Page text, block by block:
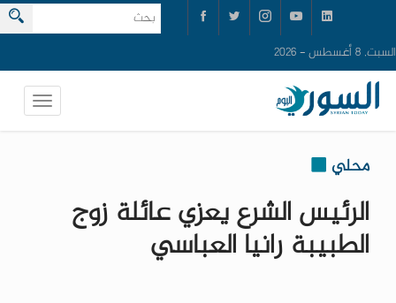
السبت, 8 أغسطس - 2026
محلي
الرئيس الشرع يعزي عائلة زوج
الطبيبة رانيا العباسي ‏